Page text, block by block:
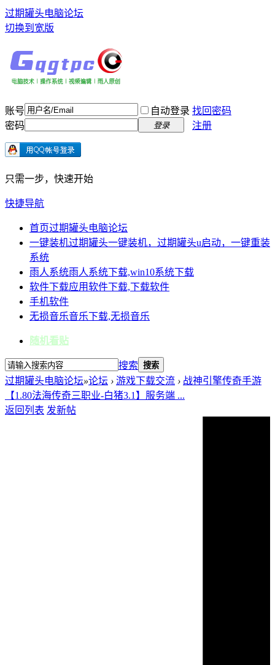
过期罐头电脑论坛
切换到宽版
账号 自动登录 找回密码
密码
登录 注册
只需一步，快速开始
快捷导航
首页过期罐头电脑论坛
一键装机过期罐头一键装机，过期罐头u启动，一键重装
系统
雨人系统雨人系统下载,win10系统下载
软件下载应用软件下载,下载软件
手机软件
无损音乐音乐下载,无损音乐
随机看贴
搜索 搜索
过期罐头电脑论坛»论坛 › 游戏下载交流 › 战神引擎传奇手游
【1.80法海传奇三职业-白猪3.1】服务端 ...
返回列表 发新帖